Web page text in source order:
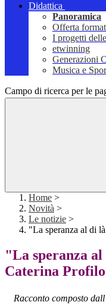
Didattica
Panoramica
Offerta
I progetti
etwinning
Generazioni
Musica e
Campo di ricerca per le
Home >
Novità >
Le notizie >
"La speranza al di
"La speranza
Caterina Profilo
Racconto composto